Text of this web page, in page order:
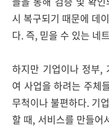
시 복구되기 때문에 데
다. 즉, 믿을 수 있는 네
하지만 기업이나 정부,
여 사업을 하려는 주체
무척이나 불편하다. 기
할 때, 서비스를 만들어